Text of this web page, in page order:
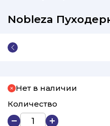
Nobleza
Нет в наличии
Количество